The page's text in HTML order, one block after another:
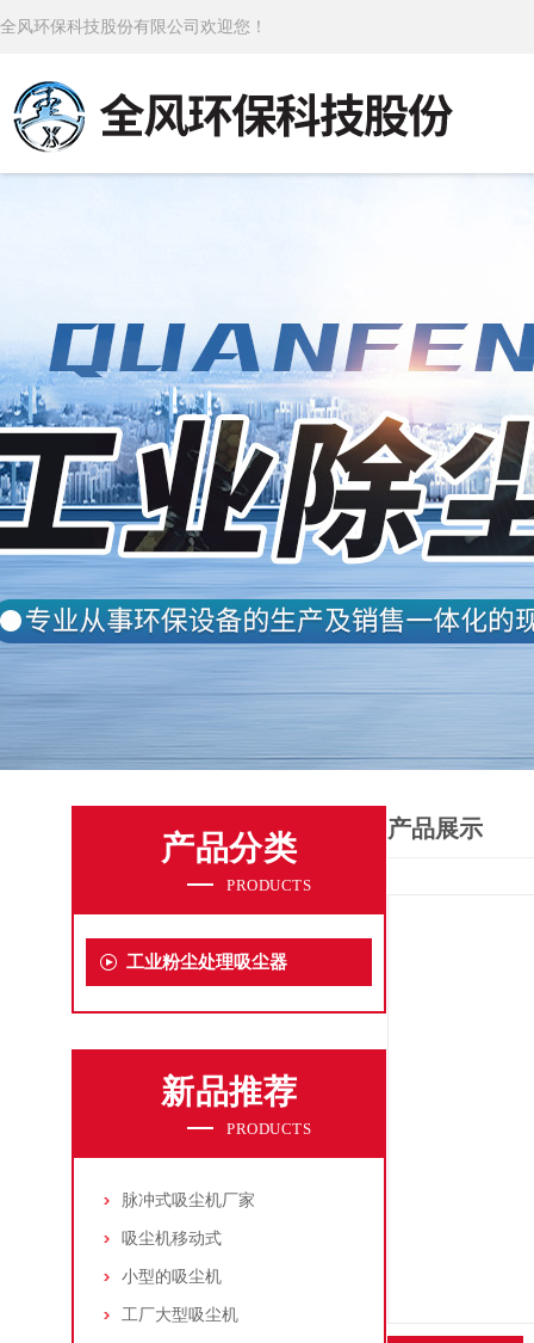
全风环保科技股份有限公司欢迎您！
产品分类
PRODUCTS
工业粉尘处理吸尘器
新品推荐
PRODUCTS
脉冲式吸尘机厂家
吸尘机移动式
小型的吸尘机
工厂大型吸尘机
产品展示